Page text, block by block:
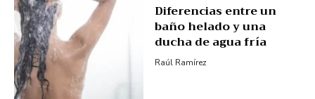
Diferencias entre un
baño helado y una
ducha de agua fría
Raúl Ramírez